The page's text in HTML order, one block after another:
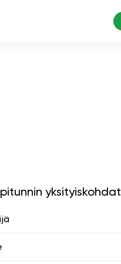
yksityiskohdat